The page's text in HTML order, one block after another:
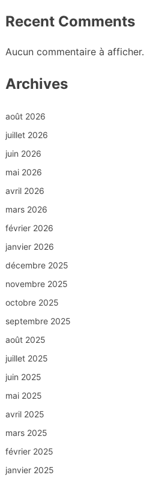
Recent Comments
Aucun commentaire à afficher.
Archives
août 2026
juillet 2026
juin 2026
mai 2026
avril 2026
mars 2026
février 2026
janvier 2026
décembre 2025
novembre 2025
octobre 2025
septembre 2025
août 2025
juillet 2025
juin 2025
mai 2025
avril 2025
mars 2025
février 2025
janvier 2025